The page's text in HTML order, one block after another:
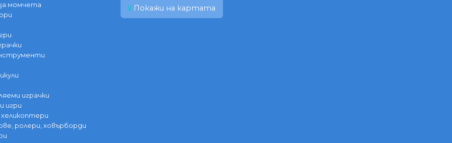
момчета
играчки
игри
ролери, ховърборди
Покажи на картата